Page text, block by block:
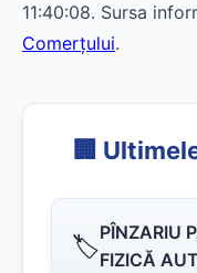
11:40:08. Sursa
Comerțului.
🏢
🏷️PÎNZARIU
FIZICĂ